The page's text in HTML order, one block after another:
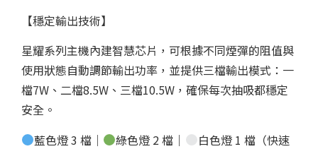
【穩定輸出技術】
星耀系列主機內建智慧芯片，可根據不同煙彈的阻值與
使用狀態自動調節輸出功率，並提供三檔輸出模式：一
檔7W、二檔8.5W、三檔10.5W，確保每次抽吸都穩定
安全。
藍色燈 3 檔｜
綠色燈 2 檔｜
白色燈 1 檔（快速